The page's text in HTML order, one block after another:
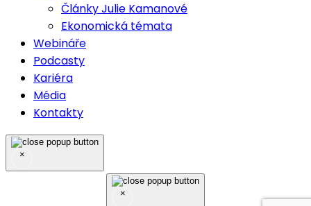
Články Julie Kamanové
Ekonomická témata
Webináře
Podcasty
Kariéra
Média
Kontakty
×
×